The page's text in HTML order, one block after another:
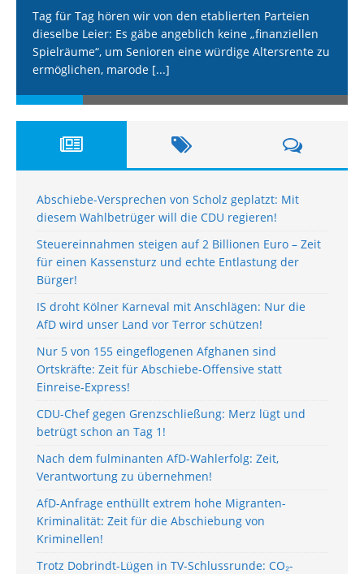
Tag für Tag hören wir von den etablierten Parteien
dieselbe Leier: Es gäbe angeblich keine „finanziellen
Spielräume“, um Senioren eine würdige Altersrente zu
ermöglichen, marode [...]
Abschiebe-Versprechen von Scholz geplatzt: Mit
diesem Wahlbetrüger will die CDU regieren!
Steuereinnahmen steigen auf 2 Billionen Euro – Zeit
für einen Kassensturz und echte Entlastung der
Bürger!
IS droht Kölner Karneval mit Anschlägen: Nur die
AfD wird unser Land vor Terror schützen!
Nur 5 von 155 eingeflogenen Afghanen sind
Ortskräfte: Zeit für Abschiebe-Offensive statt
Einreise-Express!
CDU-Chef gegen Grenzschließung: Merz lügt und
betrügt schon an Tag 1!
Nach dem fulminanten AfD-Wahlerfolg: Zeit,
Verantwortung zu übernehmen!
AfD-Anfrage enthüllt extrem hohe Migranten-
Kriminalität: Zeit für die Abschiebung von
Kriminellen!
Trotz Dobrindt-Lügen in TV-Schlussrunde: CO₂-